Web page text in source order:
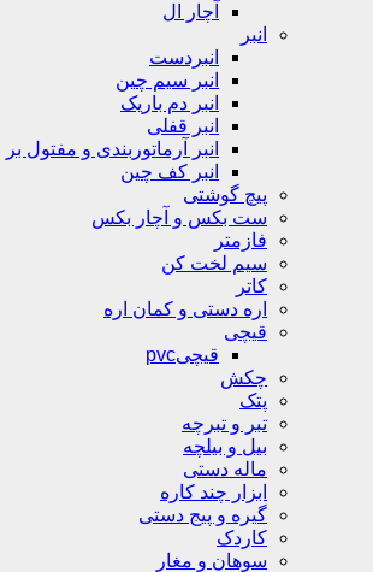
آچار ال
انبر
انبردست
انبر سیم چین
انبر دم باریک
انبر قفلی
انبر آرماتوربندی و مفتول بر
انبر کف چین
پیچ گوشتی
ست بکس و آچار بکس
فازمتر
سیم لخت کن
کاتر
اره دستی و کمان اره
قیچی
قیچیpvc
چکش
پتک
تبر و تبرچه
بیل و بیلچه
ماله دستی
ابزار چند کاره
گیره و پیج دستی
کاردک
سوهان و مغار